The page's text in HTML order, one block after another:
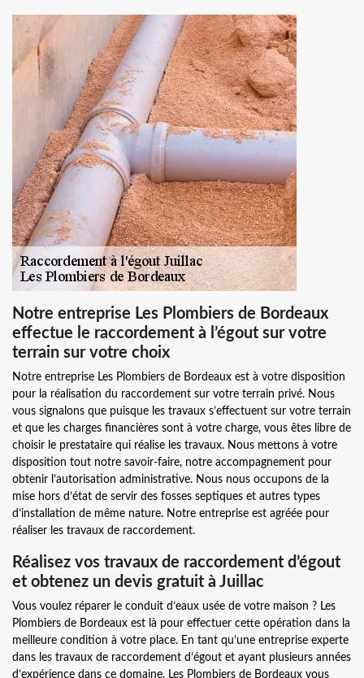
Notre entreprise Les Plombiers de Bordeaux
effectue le raccordement à l’égout sur votre
terrain sur votre choix
Notre entreprise Les Plombiers de Bordeaux est à votre disposition
pour la réalisation du raccordement sur votre terrain privé. Nous
vous signalons que puisque les travaux s’effectuent sur votre terrain
et que les charges financières sont à votre charge, vous êtes libre de
choisir le prestataire qui réalise les travaux. Nous mettons à votre
disposition tout notre savoir-faire, notre accompagnement pour
obtenir l’autorisation administrative. Nous nous occupons de la
mise hors d’état de servir des fosses septiques et autres types
d’installation de même nature. Notre entreprise est agréée pour
réaliser les travaux de raccordement.
Réalisez vos travaux de raccordement d’égout
et obtenez un devis gratuit à Juillac
Vous voulez réparer le conduit d’eaux usée de votre maison ? Les
Plombiers de Bordeaux est là pour effectuer cette opération dans la
meilleure condition à votre place. En tant qu’une entreprise experte
dans les travaux de raccordement d’égout et ayant plusieurs années
d’expérience dans ce domaine, Les Plombiers de Bordeaux vous